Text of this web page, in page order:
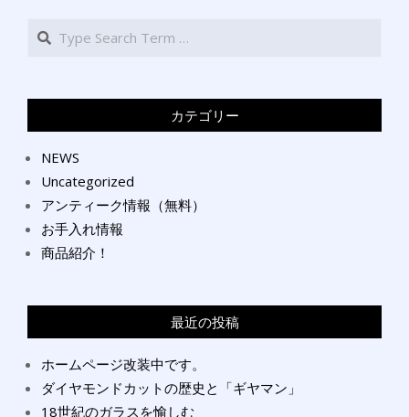
Search
カテゴリー
NEWS
Uncategorized
アンティーク情報（無料）
お手入れ情報
商品紹介！
最近の投稿
ホームページ改装中です。
ダイヤモンドカットの歴史と「ギヤマン」
18世紀のガラスを愉しむ